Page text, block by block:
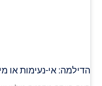
הדילמה: אי-נעימות או